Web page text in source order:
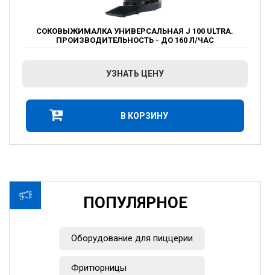
СОКОВЫЖИМАЛКА УНИВЕРСАЛЬНАЯ J 100 ULTRA.
ПРОИЗВОДИТЕЛЬНОСТЬ - ДО 160 Л/ЧАС
УЗНАТЬ ЦЕНУ
В КОРЗИНУ
ПОПУЛЯРНОЕ
Оборудование для пиццерии
Фритюрницы